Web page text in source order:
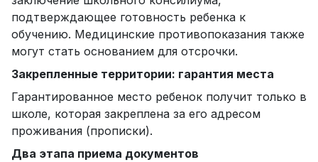
подтверждающее готовность ребенка к
обучению. Медицинские противопоказания также
могут стать основанием для отсрочки.
Закрепленные территории: гарантия места
Гарантированное место ребенок получит только в
школе, которая закреплена за его адресом
проживания (прописки).
Два этапа приема документов